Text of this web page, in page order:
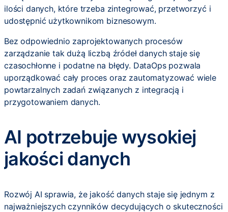
ilości danych, które trzeba zintegrować, przetworzyć i
udostępnić użytkownikom biznesowym.
Bez odpowiednio zaprojektowanych procesów
zarządzanie tak dużą liczbą źródeł danych staje się
czasochłonne i podatne na błędy. DataOps pozwala
uporządkować cały proces oraz zautomatyzować wiele
powtarzalnych zadań związanych z integracją i
przygotowaniem danych.
AI potrzebuje wysokiej
jakości danych
Rozwój AI sprawia, że jakość danych staje się jednym z
najważniejszych czynników decydujących o skuteczności